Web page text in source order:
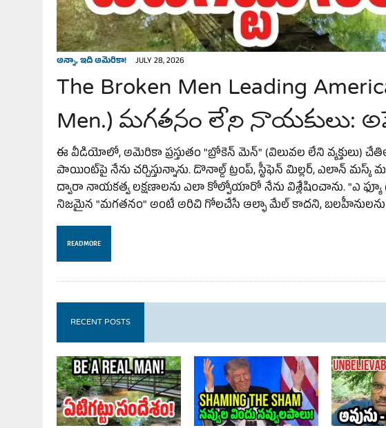
అన్నా, ఇది అమెరికా! JULY 28, 2026
The Broken Men Leading
Men.) మగతనం లేని నాయకులు:
ఈ వీడియోలో, అమెరికా ప్రస్తుతం "బ్రోకెన్ మెన్" (విలువల లేని వ్యక్తులు)
పాయింట్‌పై నేను చర్చిస్తున్నాను. డొనాల్డ్ ట్రంప్, స్టీఫెన్ మిల్లర్, ఎలాన్
ద్వారా నాయకత్వ లక్షణాలను ఎలా కోల్పోయారో నేను విశ్లేషించాను. "ఎ ఫ్యూ
నిజమైన "మగతనం" అంటే అరిచి గోలచేసే ఆల్ఫా మేల్ కాదని, బలహీనులను
READ MORE
RECENT POSTS